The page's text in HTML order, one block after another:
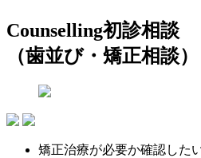
Counselling初診相談
（歯並び・矯正相談）
矯正治療が必要か確認した